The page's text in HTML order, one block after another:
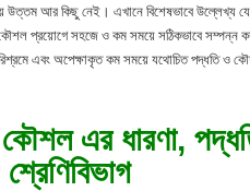
উত্তম আর কিছু নেই। এখানে বিশেষভাবে উল্লেখ্য
প্রয়োগে সহজে ও কম সময়ে সঠিকভাবে সম্পন্ন করা
এবং অপেক্ষাকৃত কম সময়ে যথোচিত পদ্ধতি ও
এর ধারণা,
শ্রেণিবিভাগ